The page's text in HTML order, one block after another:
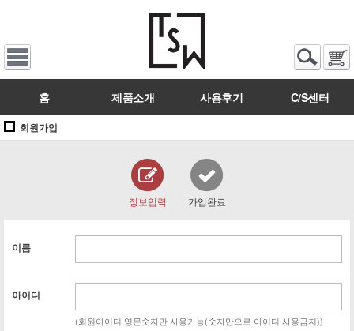
홈 제품소개 사용후기 C/S센터
회원가입
정보입력 가입완료
이름
아이디
(회원아이디 영문숫자만 사용가능(숫자만으로 아이디 사용금지))